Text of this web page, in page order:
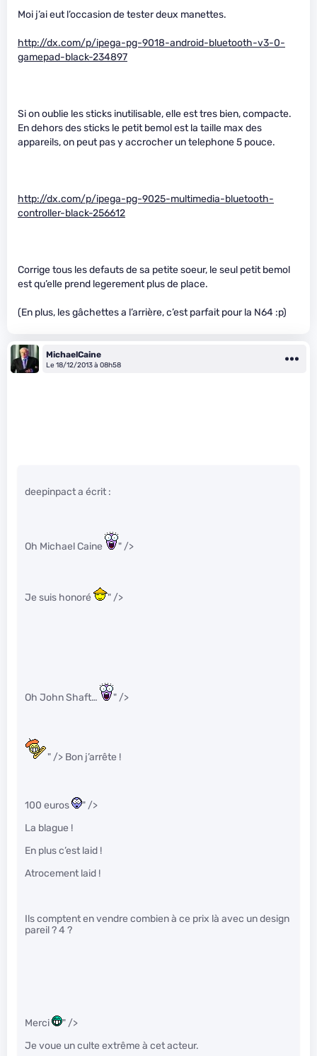
Moi j’ai eut l’occasion de tester deux manettes.
http://dx.com/p/ipega-pg-9018-android-bluetooth-v3-0-
gamepad-black-234897
Si on oublie les sticks inutilisable, elle est tres bien, compacte.
En dehors des sticks le petit bemol est la taille max des
appareils, on peut pas y accrocher un telephone 5 pouce.
http://dx.com/p/ipega-pg-9025-multimedia-bluetooth-
controller-black-256612
Corrige tous les defauts de sa petite soeur, le seul petit bemol
est qu’elle prend legerement plus de place.
(En plus, les gâchettes a l’arrière, c’est parfait pour la N64 :p)
MichaelCaine
Le 18/12/2013 à 08h58
deepinpact a écrit :
Oh Michael Caine " />
Je suis honoré " />
Oh John Shaft… " />
" /> Bon j’arrête !
100 euros
" />
La blague !
En plus c’est laid !
Atrocement laid !
Ils comptent en vendre combien à ce prix là avec un design
pareil ? 4 ?
Merci
" />
Je voue un culte extrême à cet acteur.